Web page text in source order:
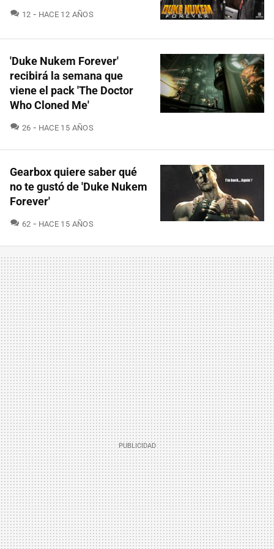
12 COMENTARIOS
HACE 12 AÑOS
'Duke Nukem Forever'
recibirá la semana que
viene el pack 'The Doctor
Who Cloned Me'
26 COMENTARIOS
HACE 15 AÑOS
Gearbox quiere saber qué
no te gustó de 'Duke Nukem
Forever'
62 COMENTARIOS
HACE 15 AÑOS